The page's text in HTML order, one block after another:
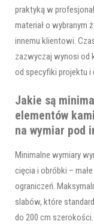
praktyką w
materiał o wybranym
innemu klientowi.
zazwyczaj wynosi od
od specyfiki projektu i
Jakie są
elementów
na wymiar pod
Minimalne wymiary
cięcia i obróbki –
ograniczeń.
slabów, które
do 200 cm